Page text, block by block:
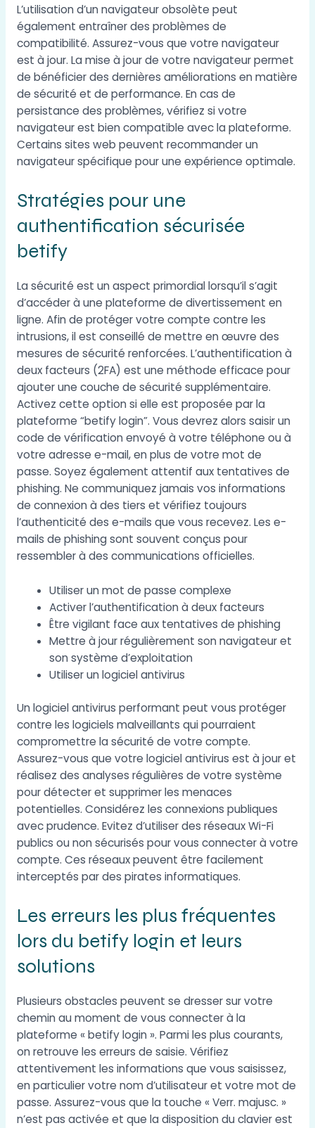
L’utilisation d’un navigateur obsolète peut
également entraîner des problèmes de
compatibilité. Assurez-vous que votre navigateur
est à jour. La mise à jour de votre navigateur permet
de bénéficier des dernières améliorations en matière
de sécurité et de performance. En cas de
persistance des problèmes, vérifiez si votre
navigateur est bien compatible avec la plateforme.
Certains sites web peuvent recommander un
navigateur spécifique pour une expérience optimale.
Stratégies pour une
authentification sécurisée
betify
La sécurité est un aspect primordial lorsqu’il s’agit
d’accéder à une plateforme de divertissement en
ligne. Afin de protéger votre compte contre les
intrusions, il est conseillé de mettre en œuvre des
mesures de sécurité renforcées. L’authentification à
deux facteurs (2FA) est une méthode efficace pour
ajouter une couche de sécurité supplémentaire.
Activez cette option si elle est proposée par la
plateforme “betify login”. Vous devrez alors saisir un
code de vérification envoyé à votre téléphone ou à
votre adresse e-mail, en plus de votre mot de
passe. Soyez également attentif aux tentatives de
phishing. Ne communiquez jamais vos informations
de connexion à des tiers et vérifiez toujours
l’authenticité des e-mails que vous recevez. Les e-
mails de phishing sont souvent conçus pour
ressembler à des communications officielles.
Utiliser un mot de passe complexe
Activer l’authentification à deux facteurs
Être vigilant face aux tentatives de phishing
Mettre à jour régulièrement son navigateur et
son système d’exploitation
Utiliser un logiciel antivirus
Un logiciel antivirus performant peut vous protéger
contre les logiciels malveillants qui pourraient
compromettre la sécurité de votre compte.
Assurez-vous que votre logiciel antivirus est à jour et
réalisez des analyses régulières de votre système
pour détecter et supprimer les menaces
potentielles. Considérez les connexions publiques
avec prudence. Evitez d’utiliser des réseaux Wi-Fi
publics ou non sécurisés pour vous connecter à votre
compte. Ces réseaux peuvent être facilement
interceptés par des pirates informatiques.
Les erreurs les plus fréquentes
lors du betify login et leurs
solutions
Plusieurs obstacles peuvent se dresser sur votre
chemin au moment de vous connecter à la
plateforme « betify login ». Parmi les plus courants,
on retrouve les erreurs de saisie. Vérifiez
attentivement les informations que vous saisissez,
en particulier votre nom d’utilisateur et votre mot de
passe. Assurez-vous que la touche « Verr. majusc. »
n’est pas activée et que la disposition du clavier est